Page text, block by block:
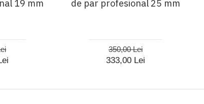
19 mm
de par profesional 25 mm
333,00 Lei
350,00 Lei